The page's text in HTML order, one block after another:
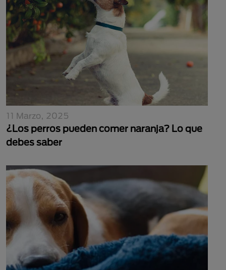
11 Marzo, 2025
¿Los perros pueden comer naranja? Lo que
debes saber